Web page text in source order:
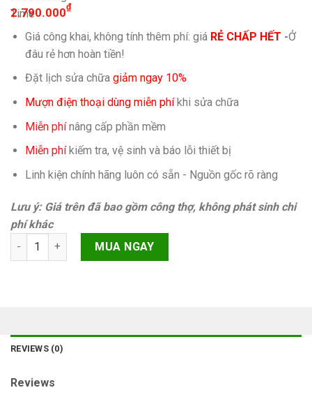
2.790.000₫
Giá công khai, không tính thêm phí: giá RẺ CHẤP HẾT -Ở
đâu rẻ hơn hoàn tiền!
Đặt lịch sửa chữa giảm ngay 10%
Mượn điện thoại dùng miễn phíkhi sửa chữa
Miễn phínâng cấp phần mềm
Miễn phíkiếm tra, vệ sinh và báo lỗi thiết bị
Linh kiện chính hãng luôn có sẵn - Nguồn gốc rõ ràng
Lưu ý: Giá trên đã bao gồm công thợ, không phát sinh chi
phí khác
Camera sau Samsung Galaxy S23 Ultra (S918, S9180) quantity
MUA NGAY
REVIEWS (0)
Reviews